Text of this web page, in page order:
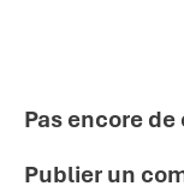
Pas encore
Publier un